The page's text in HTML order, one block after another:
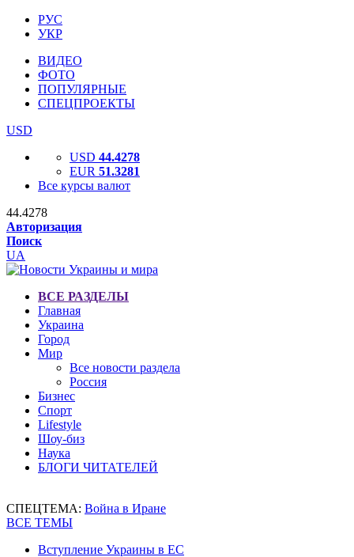
РУС
УКР
ВИДЕО
ФОТО
ПОПУЛЯРНЫЕ
СПЕЦПРОЕКТЫ
USD
USD 44.4278
EUR 51.3281
Все курсы валют
44.4278
Авторизация
Поиск
UA
ВСЕ РАЗДЕЛЫ
Главная
Украина
Город
Мир
Все новости раздела
Россия
Бизнес
Спорт
Lifestyle
Шоу-биз
Наука
БЛОГИ ЧИТАТЕЛЕЙ
СПЕЦТЕМА: Война в Иране
ВСЕ ТЕМЫ
Вступление Украины в ЕС